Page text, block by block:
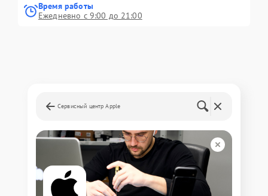
Время работы
Ежедневно с 9:00 до 21:00
Сервисный центр Apple